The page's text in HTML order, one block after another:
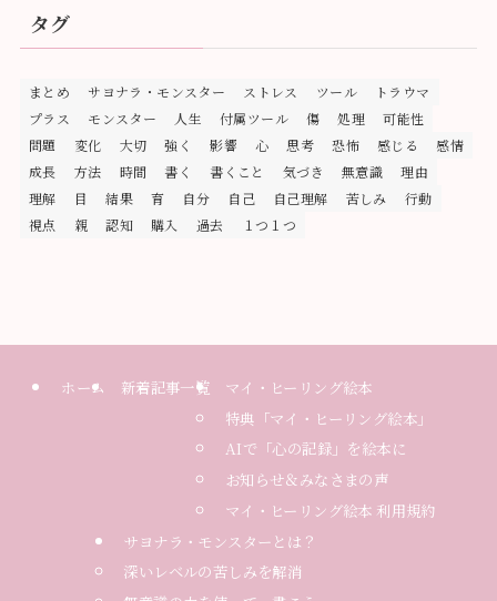
タグ
まとめ サヨナラ・モンスター ストレス ツール
トラウマ
プラス
モンスター 人生 付属ツール 傷 処理
可能性
問題
変化 大切 強く 影響 心 思考 恐怖 感じる
感情
成長
方法 時間 書く 書くこと 気づき 無意識
理由
理解
目 結果 育 自分 自己 自己理解 苦しみ
行動
視点
親 認知 購入 過去 １つ１つ
ホーム 新着記事一覧
マイ・ヒーリング絵本
特典「マイ・ヒーリング絵本」
AIで「心の記録」を絵本に
お知らせ＆みなさまの声
マイ・ヒーリング絵本 利用規約
サヨナラ・モンスターとは？
深いレベルの苦しみを解消